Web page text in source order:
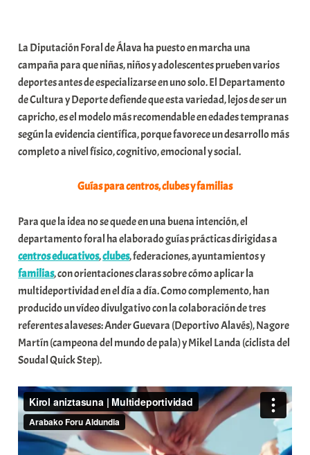
a
r
E
r
r
i
o
a
o
m
u
n
i
t
a
t
e
La Diputación Foral de Álava ha puesto en marcha una
campaña para que niñas, niños y adolescentes prueben varios
deportes antes de especializarse en uno solo. El Departamento
de Cultura y Deporte defiende que esta variedad, lejos de ser un
capricho, es el modelo más recomendable en edades tempranas
según la evidencia científica, porque favorece un desarrollo más
completo a nivel físico, cognitivo, emocional y social.
Guías para centros, clubes y familias
Para que la idea no se quede en una buena intención, el
departamento foral ha elaborado guías prácticas dirigidas a
centros educativos,clubes, federaciones, ayuntamientos y
familias, con orientaciones claras sobre cómo aplicar la
multideportividad en el día a día. Como complemento, han
producido un vídeo divulgativo con la colaboración de tres
referentes alaveses: Ander Guevara (Deportivo Alavés), Nagore
Martín (campeona del mundo de pala) y Mikel Landa (ciclista del
Soudal Quick Step).